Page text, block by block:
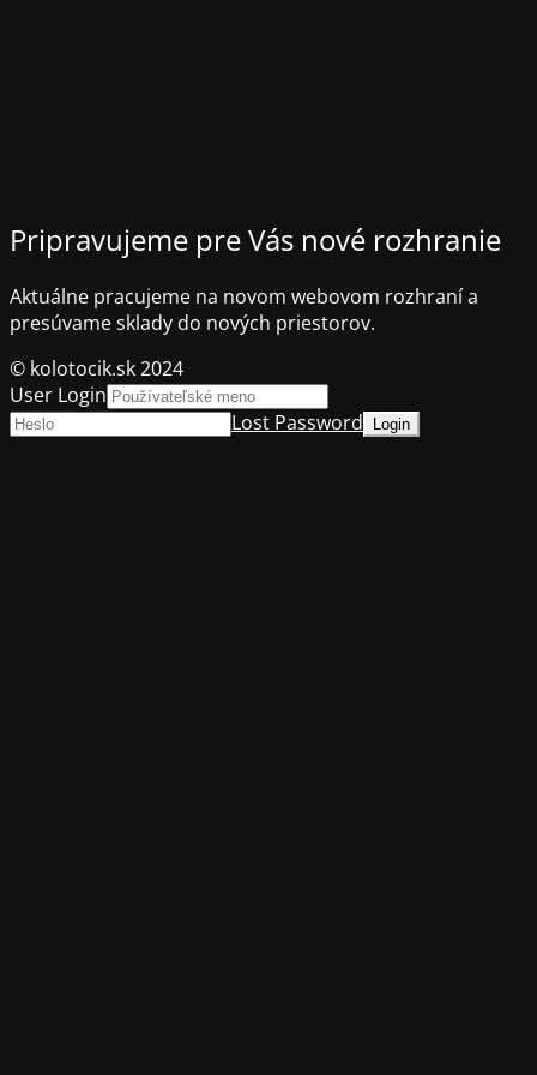
Pripravujeme pre Vás nové rozhranie
Aktuálne pracujeme na novom webovom rozhraní a
presúvame sklady do nových priestorov.
© kolotocik.sk 2024
User Login
Lost Password